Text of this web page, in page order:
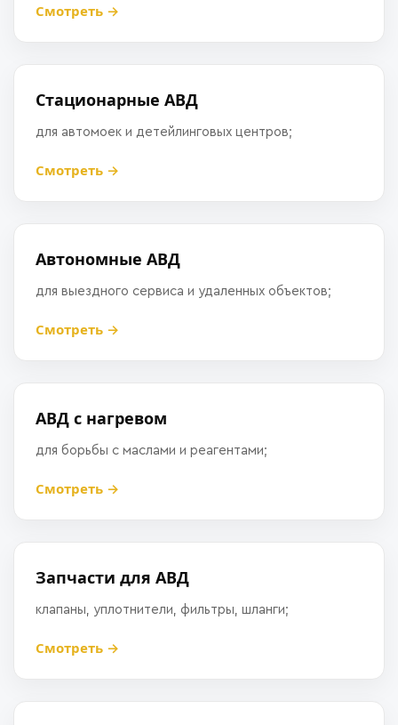
Смотреть →
Стационарные АВД
для автомоек и детейлинговых центров;
Смотреть →
Автономные АВД
для выездного сервиса и удаленных объектов;
Смотреть →
АВД с нагревом
для борьбы с маслами и реагентами;
Смотреть →
Запчасти для АВД
клапаны, уплотнители, фильтры, шланги;
Смотреть →